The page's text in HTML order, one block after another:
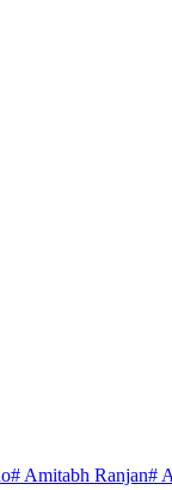
# Amitabh Ranjan#